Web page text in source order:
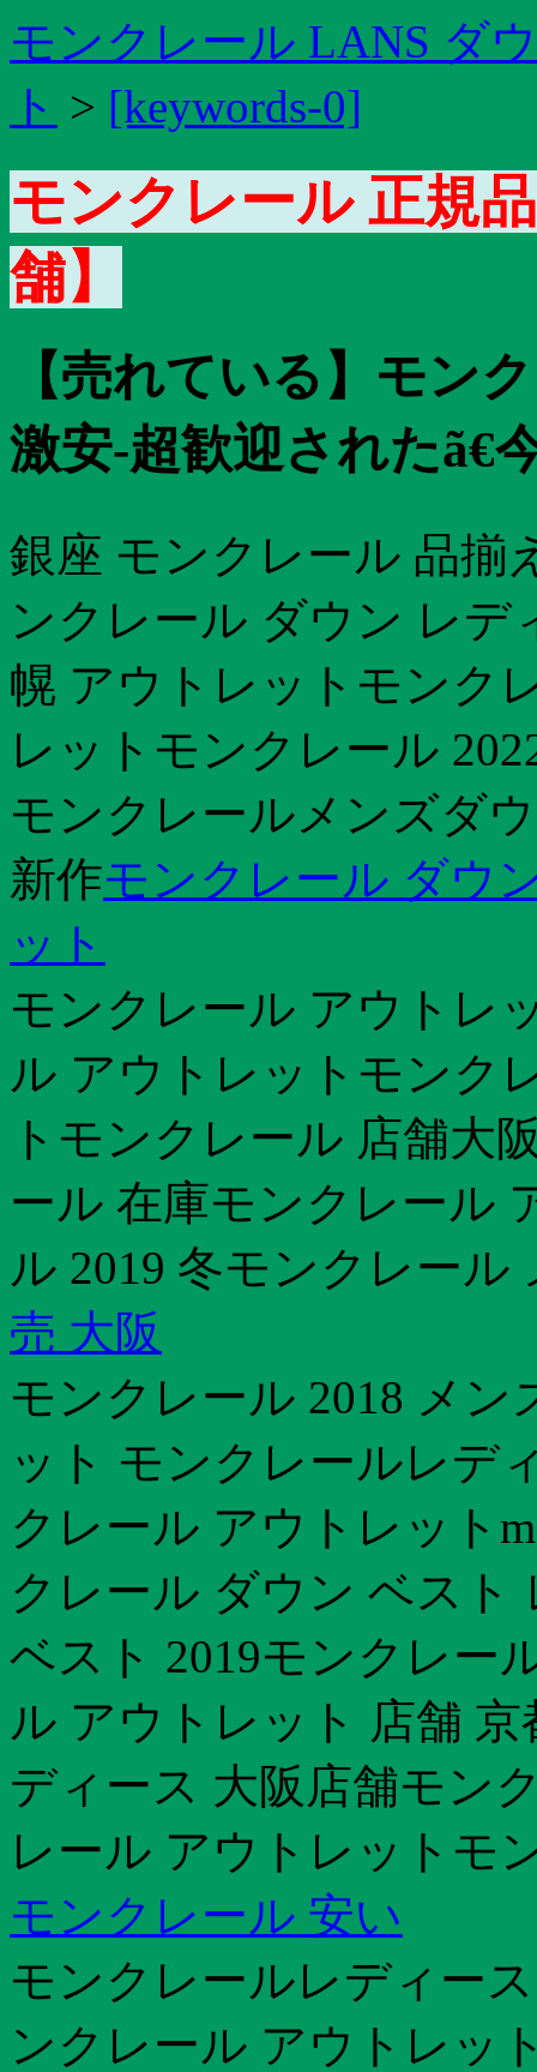
モンクレール LANS ダ
ト > [keywords-0]
モンクレール 正規
舗】
【売れている】モン
激安-超歓迎されたã€
銀座 モンクレール 品揃
ンクレール ダウン レデ
幌 アウトレットモンク
レットモンクレール
モンクレールメンズダ
新作モンクレール ダウ
ット
モンクレール アウトレ
ル アウトレットモンク
トモンクレール 店舗大
ール 在庫モンクレール
ル 2019 冬モンクレール
売 大阪
モンクレール 2018 メ
ット モンクレールレデ
クレール アウトレット
クレール ダウン ベスト
ベスト 2019モンクレー
ル アウトレット 店舗
ディース 大阪店舗モン
レール アウトレットモ
モンクレール 安い
モンクレールレディー
ンクレール アウトレッ